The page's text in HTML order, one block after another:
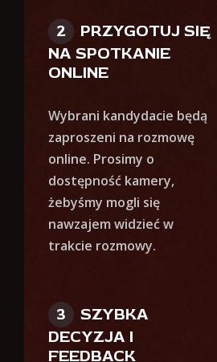
PRZYGOTUJ SIĘ
NA SPOTKANIE
ONLINE
Wybrani kandydacie będą
zaproszeni na rozmowę
online. Prosimy o
dostępność kamery,
żebyśmy mogli się
nawzajem widzieć w
trakcie rozmowy.
SZYBKA
DECYZJA I
FEEDBACK